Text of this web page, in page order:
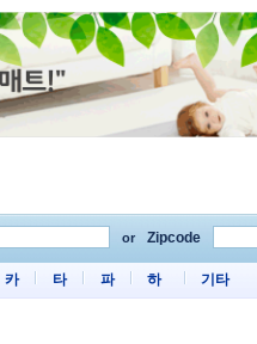
or Zipcode
카 타 파 하 기타